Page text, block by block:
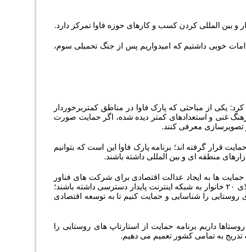
و بین المللی کردن کسب و کارهای حوزه فاوا تمرکز دارد.
خوبی داشتیم که امیدواریم پس از جنگ تحمیلی سوم،
کرد: یکی از مباحثی که پارک فاوا در مناطق کمتربرخوردار
غنی و استعدادهای کمتر دیده شده، اگر حمایت صورت
تصویرسازی معرفی کنند.
قرار گرفته اند؛ برنامه پارک فاوا این است که بتوانیم
منطقه ای و بین المللی داشته باشند.
ها به ایجاد عدالت اقتصادی برای شرکت های فناور
می انجامد؛ در حال حاضر بر اساس برنامه هفتم پیشرفت باید همه روستاهای بالای ۲۰ خانوار به شبکه اینترنت پایدار دسترسی داشته باشند؛
روستایی را شناسایی و حمایت کنیم تا به توسعه اقتصادی
داریم برنامه حمایت از استارتاپ های روستایی را
به تمامی کشور تعمیم می دهیم.